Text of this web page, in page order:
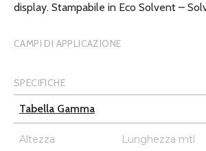
display. Stampabile in Eco Solvent –
CAMPI DI APPLICAZIONE
SPECIFICHE
Tabella Gamma
Altezza Lunghezza mtl